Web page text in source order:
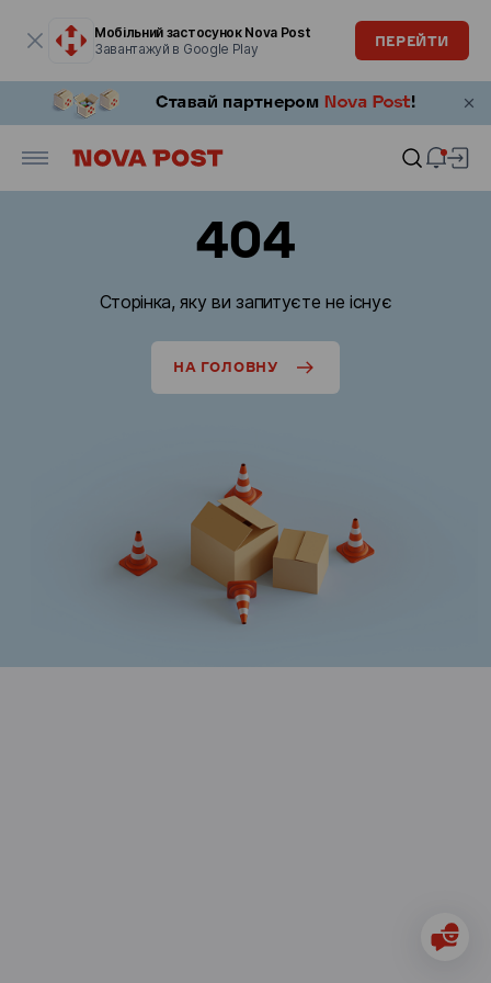
Мобільний застосунок Nova Post
Завантажуй в Google Play
ПЕРЕЙТИ
404
Сторінка, яку ви запитуєте не існує
НА ГОЛОВНУ